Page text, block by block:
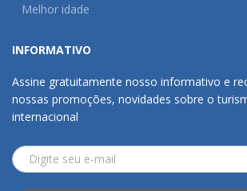
Melhor idade
INFORMATIVO
Assine gratuitamente nosso informativo e
nossas promoções, novidades sobre o
internacional